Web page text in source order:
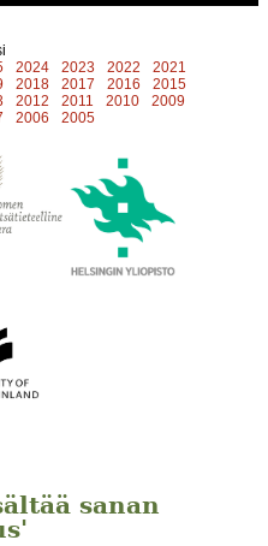
2024 2023 2022
2021
2018 2017 2016
2015
2012 2011 2010
2009
2006 2005
sanan